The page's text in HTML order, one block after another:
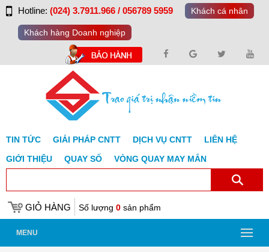
Hotline: (024) 3.7911.966 / 056789 5959 Khách cá nhân
Khách hàng Doanh nghiệp
TIN TỨC GIẢI PHÁP CNTT DỊCH VỤ CNTT
LIÊN HỆ
GIỚI THIỆU
QUAY SỐ VÒNG QUAY MAY MẮN
GIỎ HÀNG Số lượng 0 sản phẩm
MENU